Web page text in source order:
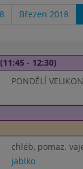
Březen 2018
- 12:30)
PONDĚLÍ
chléb, pomaz.
jablko